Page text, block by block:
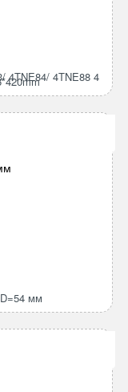
4TNE84/ 4TNE88 4
мм